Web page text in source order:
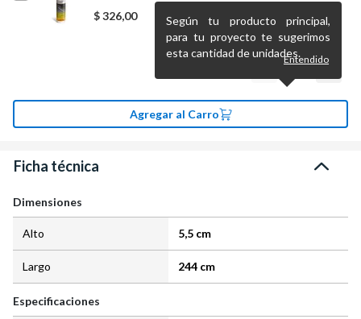
$326,00
Según tu producto principal,
para tu proyecto te sugerimos
esta cantidad de unidades.Entendido
Agregar al Carro
Ficha técnica
Dimensiones
Alto 5,5 cm
Largo 244 cm
Especificaciones